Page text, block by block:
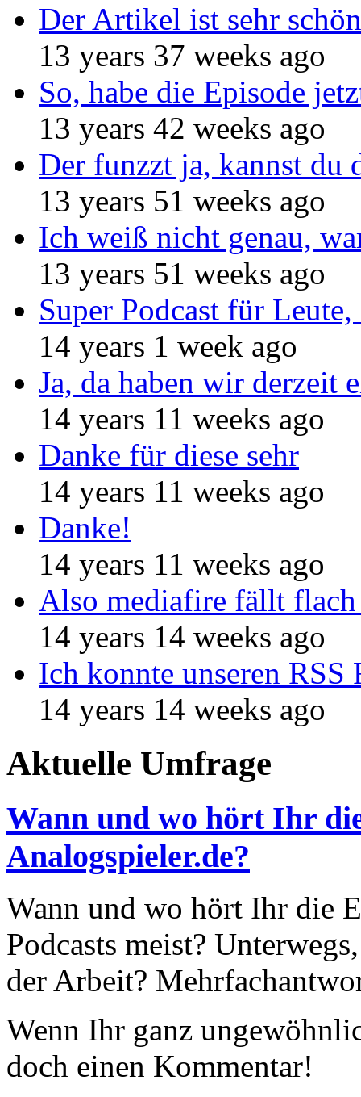
Der Artikel ist sehr schön
13 years 37 weeks ago
So, habe die Episode
13 years 42 weeks ago
Der funzzt ja, kannst du
13 years 51 weeks ago
Ich weiß nicht genau,
13 years 51 weeks ago
Super Podcast für Leute,
14 years 1 week ago
Ja, da haben wir derzeit
14 years 11 weeks ago
Danke für diese sehr
14 years 11 weeks ago
Danke!
14 years 11 weeks ago
Also mediafire fällt
14 years 14 weeks ago
Ich konnte unseren RSS
14 years 14 weeks ago
Aktuelle Umfrage
Wann und wo hört Ihr
Analogspieler.de?
Wann und wo hört Ihr die
Podcasts meist?
der Arbeit?
Wenn Ihr ganz
doch einen Kommentar!